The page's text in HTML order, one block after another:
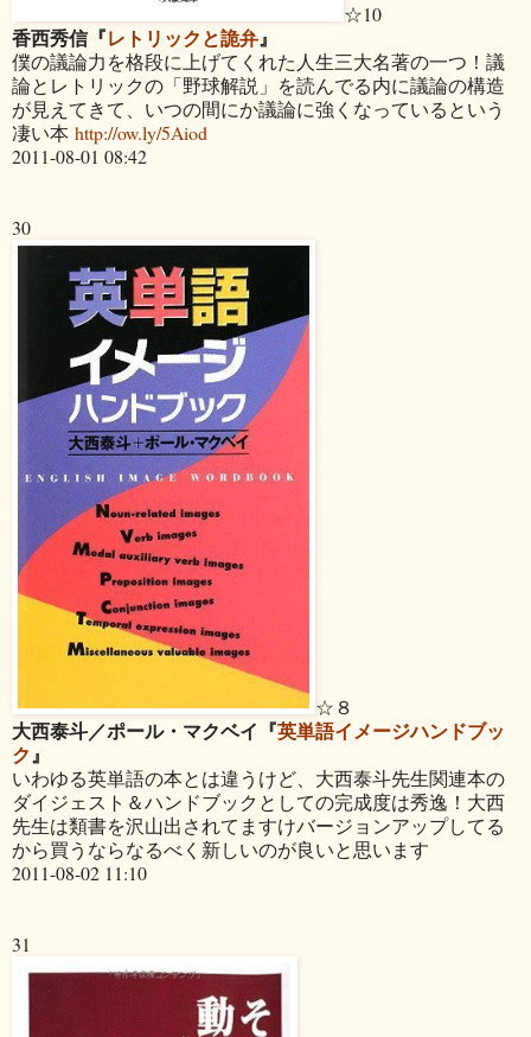
☆10
香西秀信『レトリックと詭弁』
僕の議論力を格段に上げてくれた人生三大名著の一つ！議
論とレトリックの「野球解説」を読んでる内に議論の構造
が見えてきて、いつの間にか議論に強くなっているという
凄い本 http://ow.ly/5Aiod
2011-08-01 08:42
30
☆８
大西泰斗／ポール・マクベイ『英単語イメージハンドブッ
ク』
いわゆる英単語の本とは違うけど、大西泰斗先生関連本の
ダイジェスト＆ハンドブックとしての完成度は秀逸！大西
先生は類書を沢山出されてますけバージョンアップしてる
から買うならなるべく新しいのが良いと思います
2011-08-02 11:10
31